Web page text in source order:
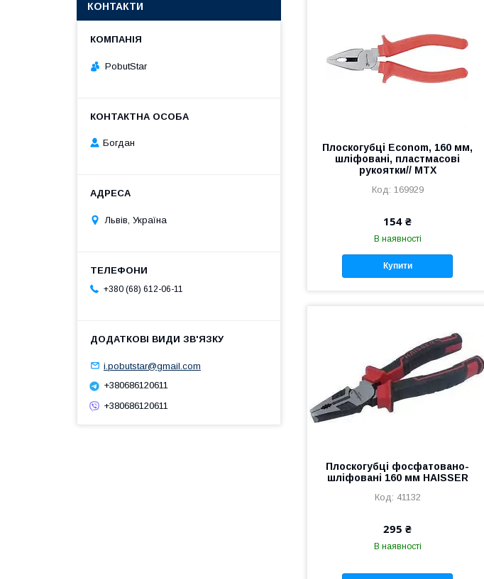
Плоскогубці Econom, 160 мм,
шліфовані, пластмасові
рукоятки// MTX
169929
154 ₴
В наявності
Купити
Плоскогубці фосфатовано-
шліфовані 160 мм HAISSER
41132
295 ₴
В наявності
КОНТАКТИ
PobutStar
Богдан
Львів, Україна
+380 (68) 612-06-11
i.pobutstar@gmail.com
+380686120611
+380686120611